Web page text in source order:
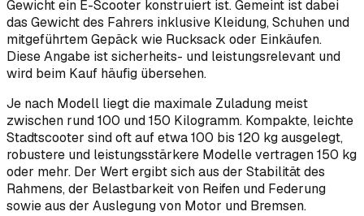
Gewicht ein E-Scooter konstruiert ist. Gemeint ist dabei
das Gewicht des Fahrers inklusive Kleidung, Schuhen und
mitgeführtem Gepäck wie Rucksack oder Einkäufen.
Diese Angabe ist sicherheits- und leistungsrelevant und
wird beim Kauf häufig übersehen.
Je nach Modell liegt die maximale Zuladung meist
zwischen rund 100 und 150 Kilogramm. Kompakte, leichte
Stadtscooter sind oft auf etwa 100 bis 120 kg ausgelegt,
robustere und leistungsstärkere Modelle vertragen 150 kg
oder mehr. Der Wert ergibt sich aus der Stabilität des
Rahmens, der Belastbarkeit von Reifen und Federung
sowie aus der Auslegung von Motor und Bremsen.